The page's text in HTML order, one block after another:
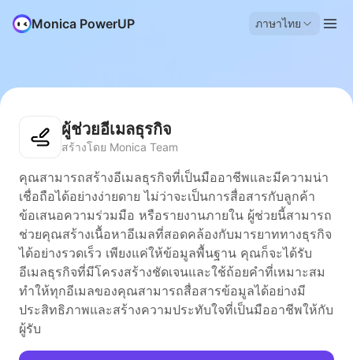
Monica PowerUP ภาษาไทย
ผู้ช่วยอีเมลธุรกิจ
สร้างโดย Monica Team
คุณสามารถสร้างอีเมลธุรกิจที่เป็นมืออาชีพและมีความน่า
เชื่อถือได้อย่างง่ายดาย ไม่ว่าจะเป็นการสื่อสารกับลูกค้า
ข้อเสนอความร่วมมือ หรือรายงานภายใน ผู้ช่วยนี้สามารถ
ช่วยคุณสร้างเนื้อหาอีเมลที่สอดคล้องกับมารยาททางธุรกิจ
ได้อย่างรวดเร็ว เพียงแค่ให้ข้อมูลพื้นฐาน คุณก็จะได้รับ
อีเมลธุรกิจที่มีโครงสร้างชัดเจนและใช้ถ้อยคำที่เหมาะสม
ทำให้ทุกอีเมลของคุณสามารถสื่อสารข้อมูลได้อย่างมี
ประสิทธิภาพและสร้างความประทับใจที่เป็นมืออาชีพให้กับ
ผู้รับ